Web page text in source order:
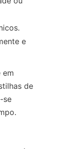
e
em
de
se